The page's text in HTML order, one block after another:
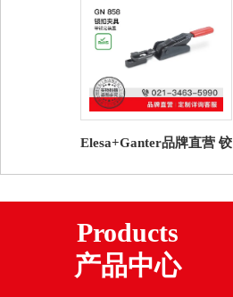
Elesa+Ganter品牌直营 铰
GN 858 锁扣夹具
Products
产品中心